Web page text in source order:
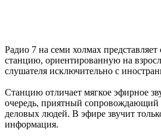
Радио 7 на семи холмах
станцию, ориентированную на
слушателя исключительно с
Станцию отличает мягкое эфирное
очередь, приятный
деловых людей. В эфире звучит
информация.